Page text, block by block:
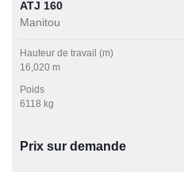
ATJ 160
Manitou
Hauteur de travail (m)
16,020 m
Poids
6118 kg
Prix sur demande